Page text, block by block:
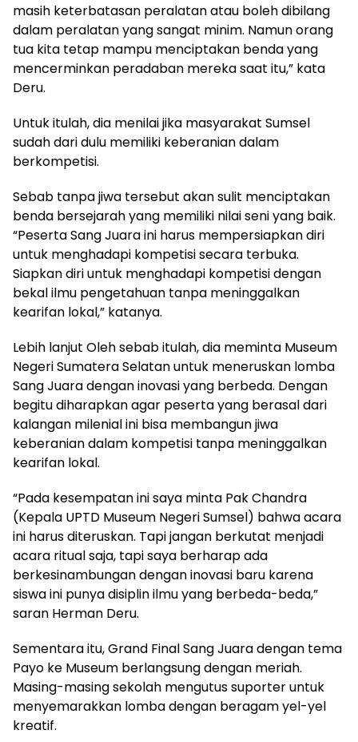
masih keterbatasan peralatan atau boleh dibilang
dalam peralatan yang sangat minim. Namun orang
tua kita tetap mampu menciptakan benda yang
mencerminkan peradaban mereka saat itu,” kata
Deru.
Untuk itulah, dia menilai jika masyarakat Sumsel
sudah dari dulu memiliki keberanian dalam
berkompetisi.
Sebab tanpa jiwa tersebut akan sulit menciptakan
benda bersejarah yang memiliki nilai seni yang baik.
“Peserta Sang Juara ini harus mempersiapkan diri
untuk menghadapi kompetisi secara terbuka.
Siapkan diri untuk menghadapi kompetisi dengan
bekal ilmu pengetahuan tanpa meninggalkan
kearifan lokal,” katanya.
Lebih lanjut Oleh sebab itulah, dia meminta Museum
Negeri Sumatera Selatan untuk meneruskan lomba
Sang Juara dengan inovasi yang berbeda. Dengan
begitu diharapkan agar peserta yang berasal dari
kalangan milenial ini bisa membangun jiwa
keberanian dalam kompetisi tanpa meninggalkan
kearifan lokal.
“Pada kesempatan ini saya minta Pak Chandra
(Kepala UPTD Museum Negeri Sumsel) bahwa acara
ini harus diteruskan. Tapi jangan berkutat menjadi
acara ritual saja, tapi saya berharap ada
berkesinambungan dengan inovasi baru karena
siswa ini punya disiplin ilmu yang berbeda-beda,”
saran Herman Deru.
Sementara itu, Grand Final Sang Juara dengan tema
Payo ke Museum berlangsung dengan meriah.
Masing-masing sekolah mengutus suporter untuk
menyemarakkan lomba dengan beragam yel-yel
kreatif.